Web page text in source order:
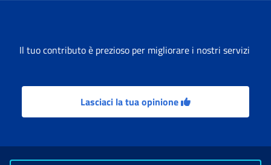
Il tuo contributo è prezioso per migliorare i nostri servizi
Lasciaci la tua opinione